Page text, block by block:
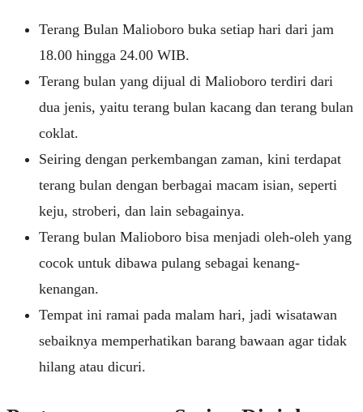
Terang Bulan Malioboro buka setiap hari dari jam
18.00 hingga 24.00 WIB.
Terang bulan yang dijual di Malioboro terdiri dari
dua jenis, yaitu terang bulan kacang dan terang bulan
coklat.
Seiring dengan perkembangan zaman, kini terdapat
terang bulan dengan berbagai macam isian, seperti
keju, stroberi, dan lain sebagainya.
Terang bulan Malioboro bisa menjadi oleh-oleh yang
cocok untuk dibawa pulang sebagai kenang-
kenangan.
Tempat ini ramai pada malam hari, jadi wisatawan
sebaiknya memperhatikan barang bawaan agar tidak
hilang atau dicuri.